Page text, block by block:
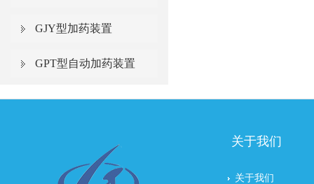
GJY型加药装置
GPT型自动加药装置
关于我们
关于我们